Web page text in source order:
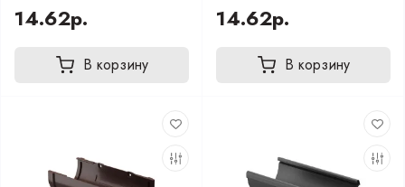
14.62р.
В корзину
14.62р.
В корзину